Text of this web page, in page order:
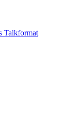
Talkformat